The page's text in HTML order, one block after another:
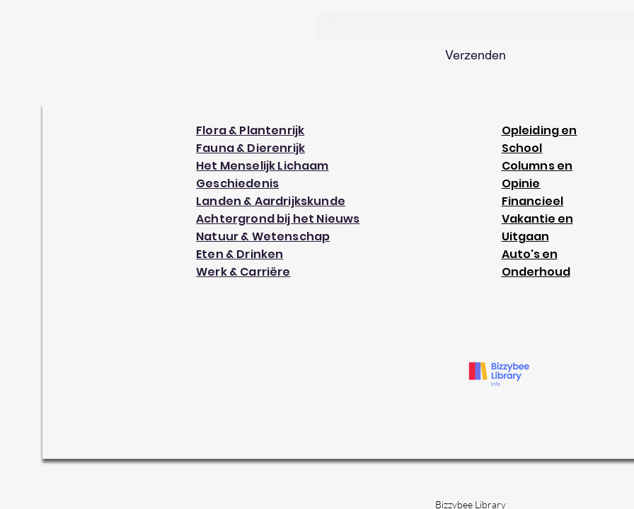
Verzenden
Flora & Plantenrijk
Fauna & Dierenrijk
Het Menselijk Lichaam
Geschiedenis
Landen & Aardrijkskunde
Achtergrond bij het Nieuws
Natuur & Wetenschap
Eten & Drinken
Werk & Carriëre
Opleiding en
School
Columns en
Opinie
Financieel
Vakantie en
Uitgaan
Auto's en
Onderhoud
Bizzybee Library